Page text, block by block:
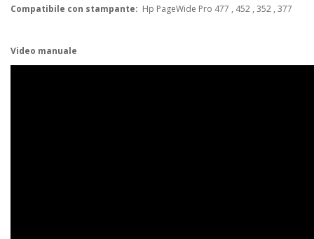
Compatibile con stampante: Hp PageWide Pro 477 , 452 , 352 , 377
Video manuale